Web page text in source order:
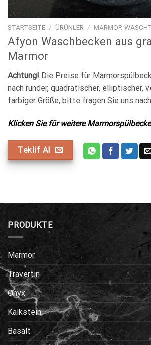
STARTSEITE / ÜRÜNLER / MARMOR-
Afyon Waschbecken aus
Marmor
Achtung! Die Preise für
nach runder, quadratischer, elliptischer,
farbiger Größe, bitte fragen Sie uns
Klicken Sie für weitere
Teklif Al
PRODUKTE
Marmor
Travertin
Onyx
Kalkstein
Basalt